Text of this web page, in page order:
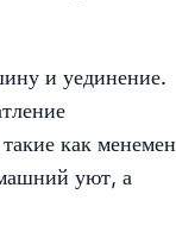
и уединение.
как менемен
уют, а